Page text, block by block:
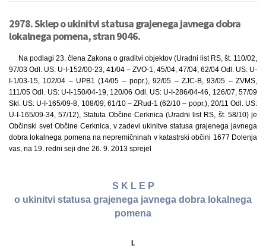
2978. Sklep o ukinitvi statusa grajenega javnega dobra
lokalnega pomena, stran 9046.
Na podlagi 23. člena Zakona o graditvi objektov (Uradni list RS, št. 110/02,
97/03 Odl. US: U-I-152/00-23, 41/04 – ZVO-1, 45/04, 47/04, 62/04 Odl. US: U-
I-1/03-15, 102/04 – UPB1 (14/05 – popr.), 92/05 – ZJC-B, 93/05 – ZVMS,
111/05 Odl. US: U-I-150/04-19, 120/06 Odl. US: U-I-286/04-46, 126/07, 57/09
Skl. US: U-I-165/09-8, 108/09, 61/10 – ZRud-1 (62/10 – popr.), 20/11 Odl. US:
U-I-165/09-34, 57/12), Statuta Občine Cerknica (Uradni list RS, št. 58/10) je
Občinski svet Občine Cerknica, v zadevi ukinitve statusa grajenega javnega
dobra lokalnega pomena na nepremičninah v katastrski občini 1677 Dolenja
vas, na 19. redni seji dne 26. 9. 2013 sprejel
S K L E P
o ukinitvi statusa grajenega javnega dobra lokalnega
pomena
I.